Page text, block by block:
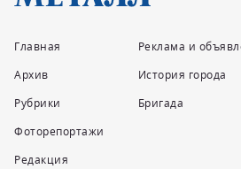
Главная
Архив
Рубрики
Фоторепортажи
Редакция
Реклама и
История города
Бригада